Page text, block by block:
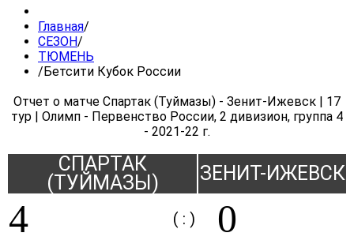
Главная/
СЕЗОН/
ТЮМЕНЬ
/ Бетсити Кубок России
Отчет о матче Спартак (Туймазы) - Зенит-Ижевск | 17
тур | Олимп - Первенство России, 2 дивизион, группа 4
- 2021-22 г.
СПАРТАК
(ТУЙМАЗЫ)
ЗЕНИТ-ИЖЕВСК
4 ( : ) 0